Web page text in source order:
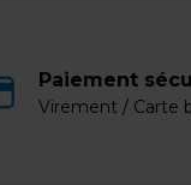
Paiement
Virement / Carte